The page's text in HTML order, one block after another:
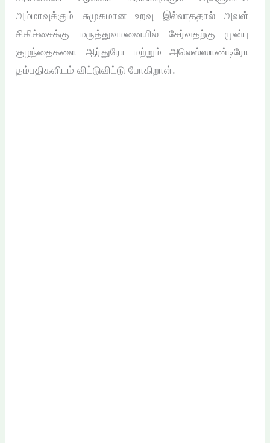
அம்மாவுக்கும் சுமுகமான உறவு இல்லாததால் அவள்
சிகிச்சைக்கு மருத்துவமனையில் சேர்வதற்கு முன்பு
குழந்தைகளை ஆர்துரோ மற்றும் அலெஸ்ஸாண்டிரோ
தம்பதிகளிடம் விட்டுவிட்டு போகிறாள்.